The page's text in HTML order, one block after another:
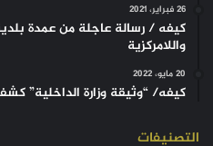
26 فبراير، 2021
كيفه / رسالة عاجلة من عمدة
واللامركزية
20 مايو، 2022
كيفه/ “وثيقة وزارة الداخلية”
التصنيفات